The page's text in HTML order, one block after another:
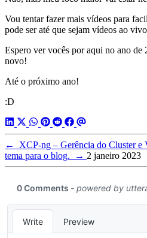
Vou tentar fazer mais vídeos para
pode ser até que sejam vídeos ao
Espero ver vocês por aqui no ano de
novo!
Até o próximo ano!
:D
← XCP-ng – Gerência do Cluster e
tema para o blog.
→ 2 janeiro 2023